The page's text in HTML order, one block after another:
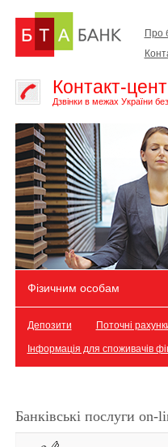
Про
Контакт-
Дзвінки в межах України
Фізичним особам
Депозити Поточні
Інформація для споживачів
Банківські послуги on-